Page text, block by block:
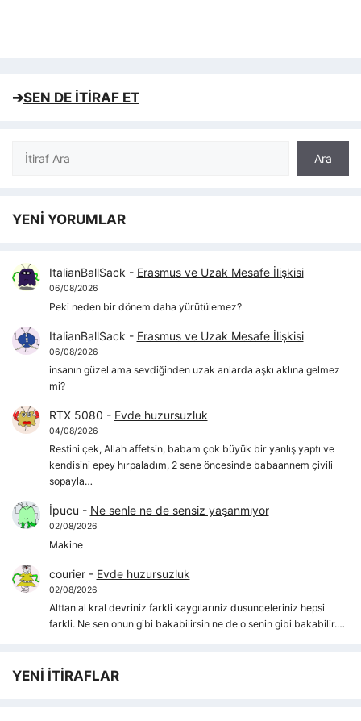
➔SEN DE İTİRAF ET
Ara
Ara
YENİ YORUMLAR
ItalianBallSack - Erasmus ve Uzak Mesafe İlişkisi
06/08/2026
Peki neden bir dönem daha yürütülemez?
ItalianBallSack - Erasmus ve Uzak Mesafe İlişkisi
06/08/2026
insanın güzel ama sevdiğinden uzak anlarda aşkı aklına gelmez
mi?
RTX 5080 - Evde huzursuzluk
04/08/2026
Restini çek, Allah affetsin, babam çok büyük bir yanlış yaptı ve
kendisini epey hırpaladım, 2 sene öncesinde babaannem çivili
sopayla…
İpucu - Ne senle ne de sensiz yaşanmıyor
02/08/2026
Makine
courier- Evde huzursuzluk
02/08/2026
Alttan al kral devriniz farkli kaygılarıniz dusunceleriniz hepsi
farkli. Ne sen onun gibi bakabilirsin ne de o senin gibi bakabilir.…
YENİ İTİRAFLAR